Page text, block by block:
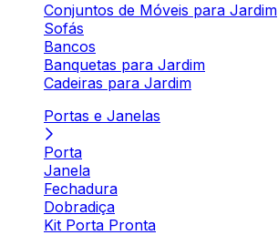
Conjuntos de Móveis para Jardim
Sofás
Bancos
Banquetas para Jardim
Cadeiras para Jardim
Portas e Janelas
Porta
Janela
Fechadura
Dobradiça
Kit Porta Pronta